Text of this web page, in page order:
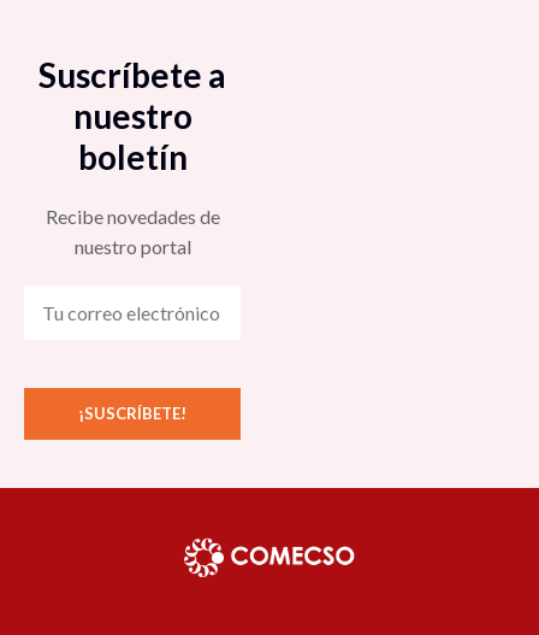
Suscríbete a
nuestro
boletín
Recibe novedades de
nuestro portal